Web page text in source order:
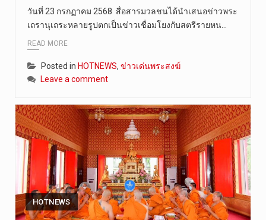
วันที่ 23 กรกฏาคม 2568 สื่อสารมวลชนได้นำเสนอข่าวพระ
เถรานุเถระหลายรูปตกเป็นข่าวเชื่อมโยงกับสตรีรายหน…
READ MORE
Posted in HOTNEWS, ข่าวเด่นพระสงฆ์
Leave a comment
HOTNEWS